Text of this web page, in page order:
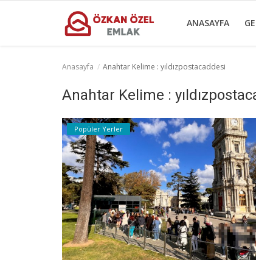
ANASAYFA
Popüler Yerler
Gayrettepe Projeler
Anasayfa Anahtar Kelime : yıldızpostacaddesi
Anahtar Kelime :
Popüler Yerler